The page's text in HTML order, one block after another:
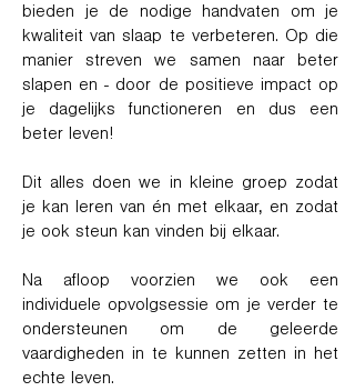
bieden je de nodige handvaten om je
kwaliteit van slaap te verbeteren. Op die
manier streven we samen naar beter
slapen en - door de positieve impact op
je dagelijks functioneren en dus een
beter leven!
Dit alles doen we in kleine groep zodat
je kan leren van én met elkaar, en zodat
je ook steun kan vinden bij elkaar.
Na afloop voorzien we ook een
individuele opvolgsessie om je verder te
ondersteunen om de geleerde
vaardigheden in te kunnen zetten in het
echte leven.